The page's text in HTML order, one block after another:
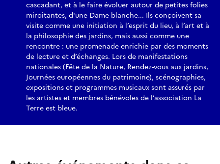
cascadant, et à le faire évoluer autour de petites folies
miroitantes, d'une Dame blanche... Ils conçoivent sa
visite comme une initiation à l’esprit du lieu, à l’art et à
la philosophie des jardins, mais aussi comme une
rencontre : une promenade enrichie par des moments
de lecture et d’échanges. Lors de manifestations
nationales (Fête de la Nature, Rendez-vous aux jardins,
Journées européennes du patrimoine), scénographies,
expositions et programmes musicaux sont assurés par
les artistes et membres bénévoles de l’association La
Terre est bleue.